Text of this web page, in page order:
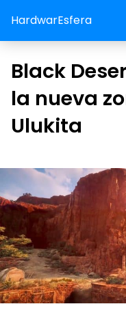
HardwarEsfera
Black
la nueva
Ulukita